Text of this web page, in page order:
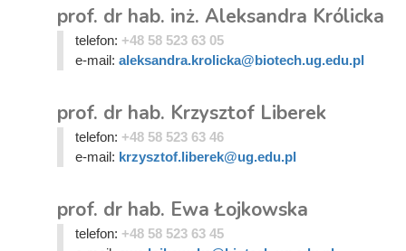
prof. dr hab. inż. Aleksandra Królicka
telefon: +48 58 523 63 05
e-mail: aleksandra.krolicka@biotech.ug.edu.pl
prof. dr hab. Krzysztof Liberek
telefon: +48 58 523 63 46
e-mail: krzysztof.liberek@ug.edu.pl
prof. dr hab. Ewa Łojkowska
telefon: +48 58 523 63 45